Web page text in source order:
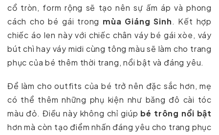
cổ tròn, form rộng sẽ tạo nên sự ấm áp và phong
cách cho bé gái trong mùa Giáng Sinh. Kết hợp
chiếc áo len này với chiếc chân váy bé gái xòe, váy
bút chì hay váy midi cùng tông màu sẽ làm cho trang
phục của bé thêm thời trang, nổi bật và đáng yêu.
Để làm cho outfits của bé trở nên đặc sắc hơn, mẹ
có thể thêm những phụ kiện như băng đô cài tóc
màu đỏ. Điều này không chỉ giúp bé trông nổi bật
hơn mà còn tạo điểm nhấn đáng yêu cho trang phục